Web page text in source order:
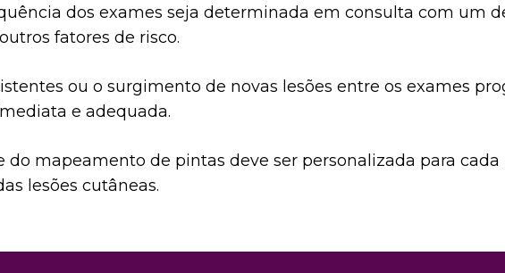
dos exames seja determinada em consulta com um
fatores de risco.
ou o surgimento de novas lesões entre os exames
e adequada.
mapeamento de pintas deve ser personalizada para
lesões cutâneas.